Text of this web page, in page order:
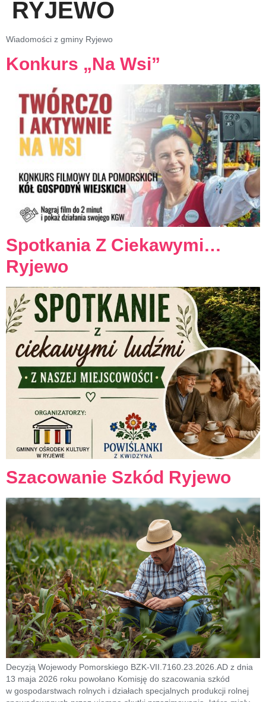
RYJEWO
Wiadomości z gminy Ryjewo
Konkurs „Na Wsi”
Spotkania Z Ciekawymi…
Ryjewo
Szacowanie Szkód Ryjewo
Decyzją Wojewody Pomorskiego BZK-VII.7160.23.2026.AD z dnia
13 maja 2026 roku powołano Komisję do szacowania szkód
w gospodarstwach rolnych i działach specjalnych produkcji rolnej